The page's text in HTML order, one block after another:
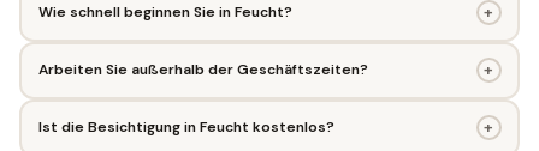
Wie schnell beginnen Sie in Feucht? +
Arbeiten Sie außerhalb der Geschäftszeiten? +
Ist die Besichtigung in Feucht kostenlos? +